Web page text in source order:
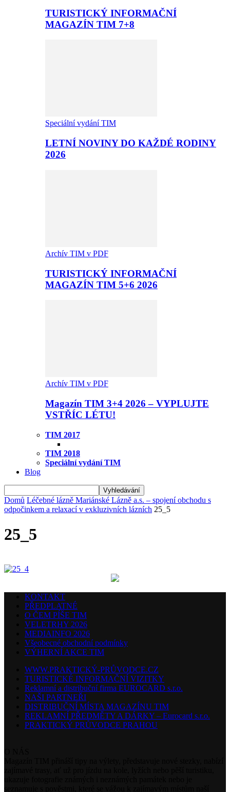
TURISTICKÝ INFORMAČNÍ
MAGAZÍN TIM 7+8
Speciální vydání TIM
LETNÍ NOVINY DO KAŽDÉ RODINY
2026
Archív TIM v PDF
TURISTICKÝ INFORMAČNÍ
MAGAZÍN TIM 5+6 2026
Archív TIM v PDF
Magazín TIM 3+4 2026 – VYPLUJTE
VSTŘÍC LÉTU!
TIM 2017
TIM 2018
Speciální vydání TIM
Blog
Domů Léčebné lázně Mariánské Lázně a.s. – spojení obchodu s
odpočinkem a relaxací v exkluzivních lázních 25_5
25_5
KONTAKT
PŘEDPLATNÉ
O ČEM PÍŠE TIM
VELETRHY 2026
MEDIAINFO 2026
Všeobecné obchodní podmínky
VÝHERNÍ AKCE TIM
WWW.PRAKTICKÝ-PRŮVODCE.CZ
TURISTICKÉ INFORMAČNÍ VIZITKY
Reklamní a distribuční firma EUROCARD s.r.o.
NAŠI PARTNEŘI
DISTRIBUČNÍ MÍSTA MAGAZÍNU TIM
REKLAMNÍ PŘEDMĚTY A DÁRKY – Eurocard s.r.o.
PRAKTICKÝ PRŮVODCE PRAHOU